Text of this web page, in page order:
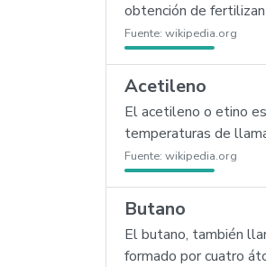
obtención de
Fuente: wikipedia.org
Acetileno
El acetileno o etino
temperaturas de
Fuente: wikipedia.org
Butano
El butano, también
formado por cuatro